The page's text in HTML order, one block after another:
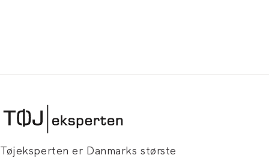
Tøjeksperten er Danmarks største